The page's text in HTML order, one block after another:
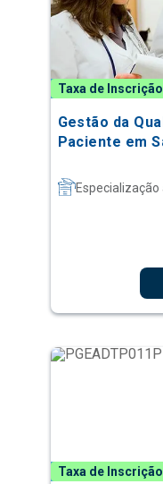
Taxa de
Gestão da
Paciente em
Especialização
Taxa de